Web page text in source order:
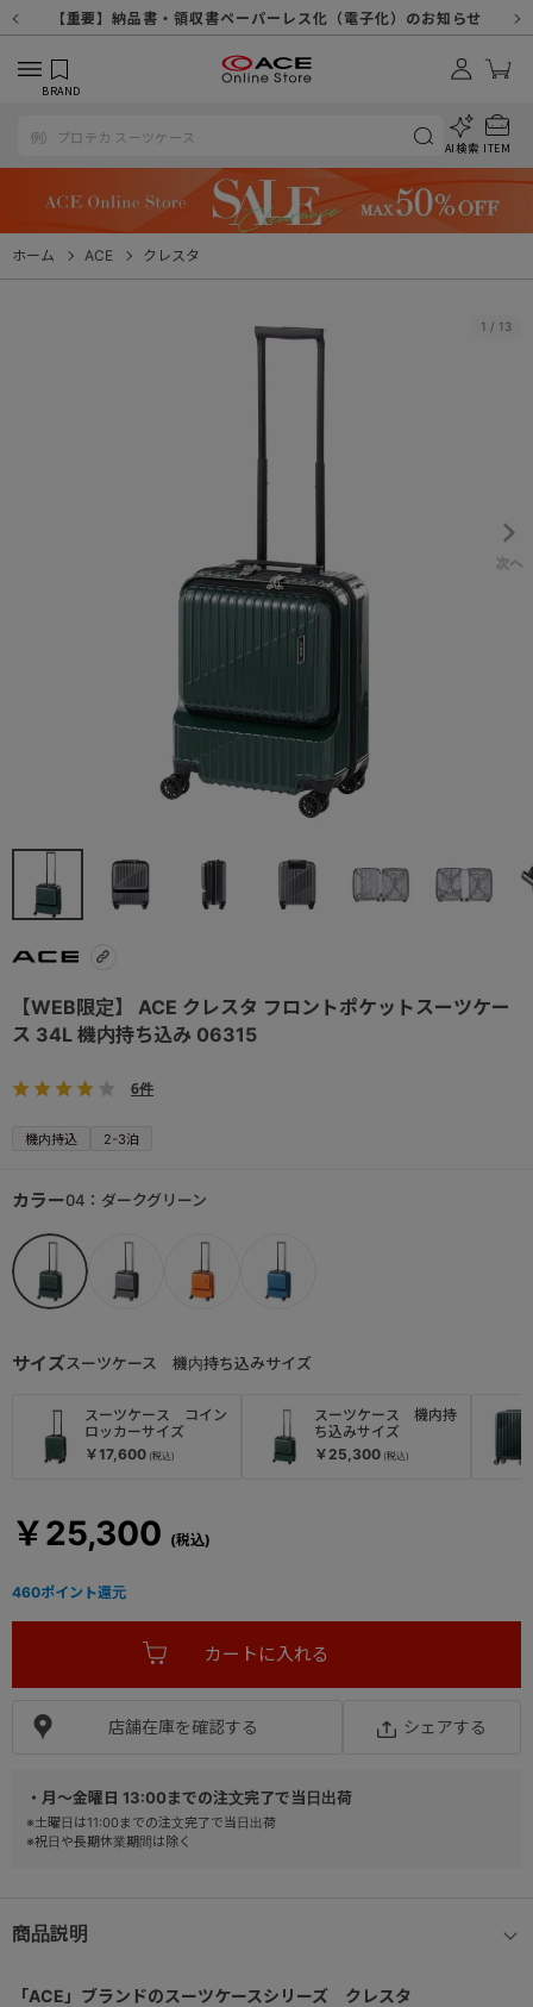
【重要】令和８年熊本地震に伴う配送への影響について
【重要】納品書・領収書ペーパーレス化（電子化）のお知らせ
【重要】天候不良や交通状況・物量増等に伴う配送への影響について
【重要】悪質な詐欺サイトにご注意ください
【重要】各種メールが届かない場合に関しまして
【重要】お問い合わせのご対応に関しまして
【重要】SNSのなりすまし詐欺にご注意ください
BRAND
AI検索 ITEM
ホーム ACE クレスタ
1 / 13
【WEB限定】 ACE クレスタ フロントポケットスーツケー
ス 34L 機内持ち込み 06315
6件
機内持込 2-3泊
・月～金曜日 13:00までの注文完了で当日出荷
※土曜日は11:00までの注文完了で当日出荷
※祝日や長期休業期間は除く
￥25,300
商品説明
「ACE」ブランドのスーツケースシリーズ クレスタ
サイズスーツケース 機内持ち込みサイズ
スーツケース コイン
ロッカーサイズ
￥17,600
スーツケース 機内持
ち込みサイズ
￥25,300
カラー04：ダークグリーン
店舗在庫を確認する シェアする
460ポイント還元